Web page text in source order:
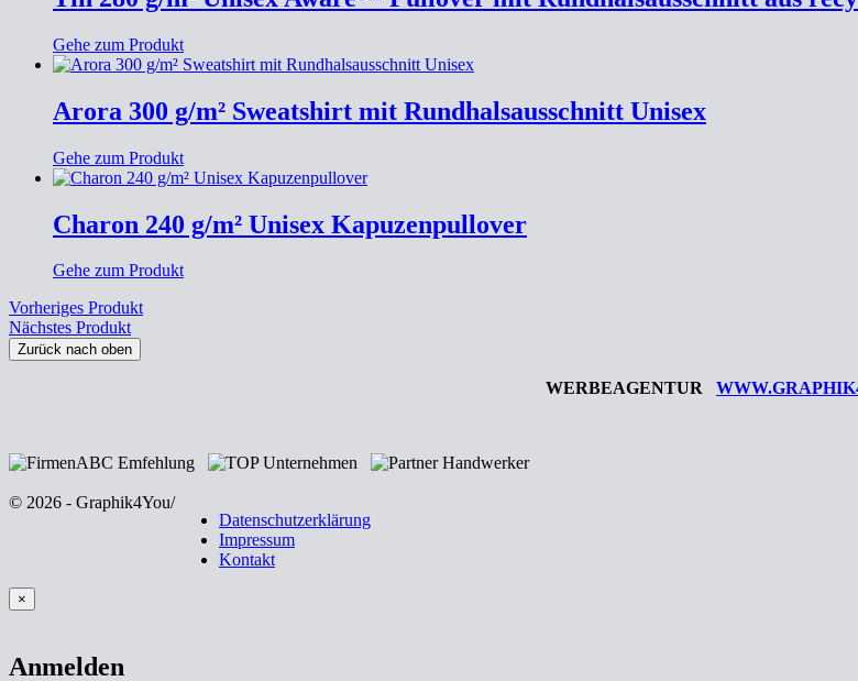
Gehe zum Produkt
Arora 300 g/m² Sweatshirt mit Rundhalsausschnitt Unisex
Gehe zum Produkt
Charon 240 g/m² Unisex Kapuzenpullover
Gehe zum Produkt
Vorheriges Produkt
Nächstes Produkt
Zurück nach oben
WERBEAGENTUR
© 2026 - Graphik4You/
Datenschutzerklärung
Impressum
Kontakt
×
Anmelden